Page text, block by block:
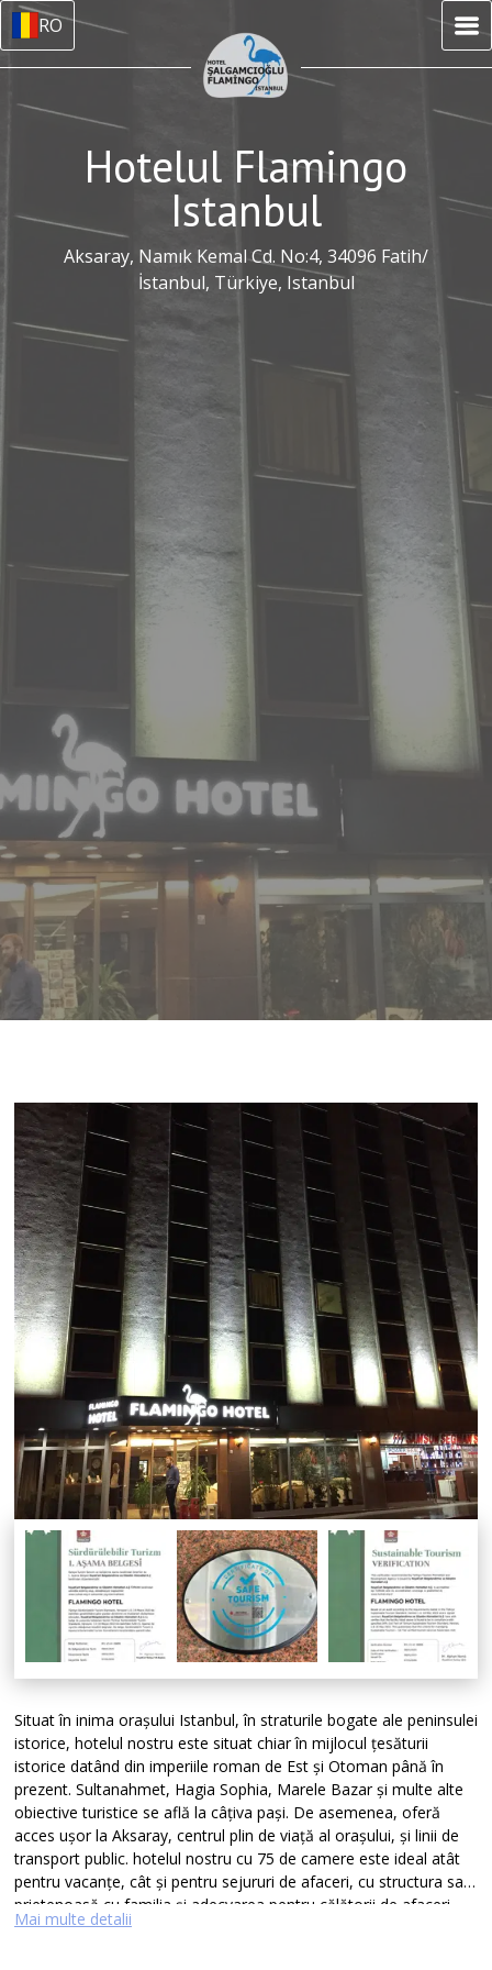
RO
Hotelul Flamingo
Istanbul
Aksaray, Namık Kemal Cd. No:4, 34096 Fatih/
İstanbul, Türkiye, Istanbul
Situat în inima orașului Istanbul, în straturile bogate ale peninsulei
istorice, hotelul nostru este situat chiar în mijlocul țesăturii
istorice datând din imperiile roman de Est și Otoman până în
prezent. Sultanahmet, Hagia Sophia, Marele Bazar și multe alte
obiective turistice se află la câțiva pași. De asemenea, oferă
acces ușor la Aksaray, centrul plin de viață al orașului, și linii de
transport public. hotelul nostru cu 75 de camere este ideal atât
pentru vacanțe, cât și pentru sejururi de afaceri, cu structura sa
prietenoasă cu familia și adecvarea pentru călătorii de afaceri.
Hotelul nostru este configurat special pentru ca familiile și
Mai multe detalii